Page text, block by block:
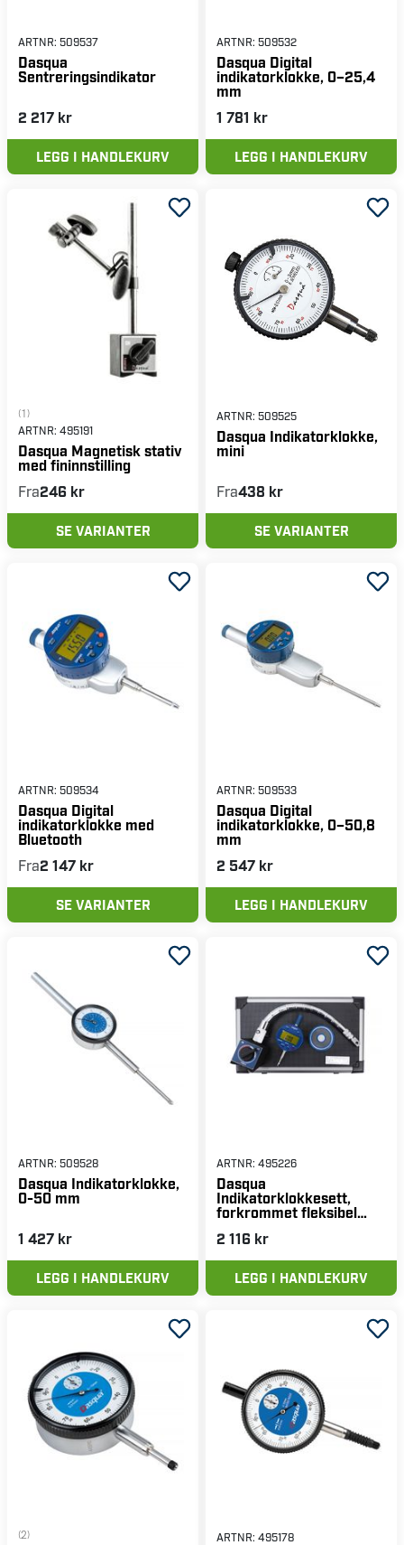
ARTNR: 509537
Dasqua
Sentreringsindikator
2 217 kr
LEGG I HANDLEKURV
ARTNR: 509532
Dasqua Digital
indikatorklokke, 0–25,4
mm
1 781 kr
LEGG I HANDLEKURV
(1)
ARTNR: 495191
Dasqua Magnetisk stativ
med fininnstilling
Fra246 kr
SE VARIANTER
ARTNR: 509525
Dasqua Indikatorklokke,
mini
Fra438 kr
SE VARIANTER
ARTNR: 509534
Dasqua Digital
indikatorklokke med
Bluetooth
Fra2 147 kr
SE VARIANTER
ARTNR: 509533
Dasqua Digital
indikatorklokke, 0–50,8
mm
2 547 kr
LEGG I HANDLEKURV
ARTNR: 509528
Dasqua Indikatorklokke,
0-50 mm
1 427 kr
LEGG I HANDLEKURV
ARTNR: 495226
Dasqua
Indikatorklokkesett,
forkrommet fleksibel
2 116 kr
LEGG I HANDLEKURV
(2) ARTNR: 495178